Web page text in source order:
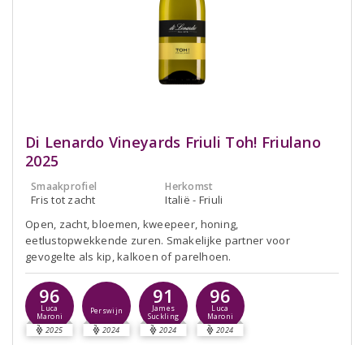
Di Lenardo Vineyards Friuli Toh! Friulano
2025
Smaakprofiel
Fris tot zacht
Herkomst
Italië - Friuli
Open, zacht, bloemen, kweepeer, honing,
eetlustopwekkende zuren. Smakelijke partner voor
gevogelte als kip, kalkoen of parelhoen.
96
Luca
Maroni
2025
Perswijn
2024
91
James
Suckling
2024
96
Luca
Maroni
2024